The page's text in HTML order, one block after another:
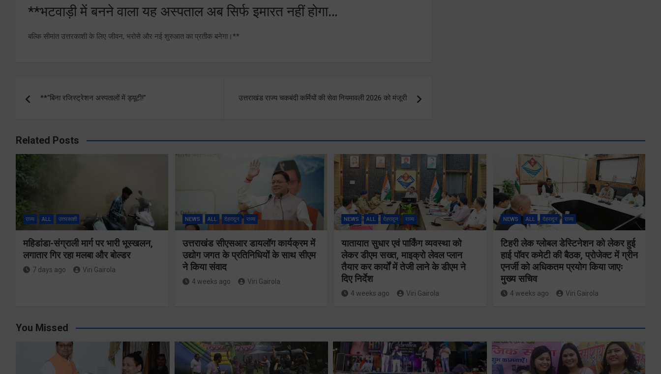
**भटवाड़ी में बनने वाला यह अस्पताल अब सिर्फ इमारत नहीं होगा…
बल्कि सीमांत उत्तरकाशी के लिए जीवन, भरोसे और नई शुरुआत का प्रतीक बनेगा।**
navigation
**“बिना रजिस्ट्रेशन अस्पतालों में ड्यूटी!” उत्तराखंड राज्य चकबंदी कर्मियों की सेवा नियमावली 2026 को मंजूरी
Related Posts
राज्य ALL उत्तरकाशी
महिडांडा-संग्राली मार्ग पर भारी भूस्खलन,
लगातार गिर रहा मलबा और बोल्डर
7 days ago Viri Gairola
NEWS ALL देहरादून राज्य
उत्तराखंड सीएसआर डायलॉग कार्यक्रम में
उद्योग जगत के प्रतिनिधियों के साथ सीएम
ने किया संवाद
4 weeks ago Viri Gairola
NEWS ALL देहरादून राज्य
यातायात सुधार एवं पार्किंग व्यवस्था को
लेकर डीएम सख्त, माइक्रो लेवल प्लान
तैयार कर कार्यों में तेजी लाने के डीएम ने
दिए निर्देश
4 weeks ago Viri Gairola
NEWS ALL देहरादून राज्य
टिहरी लेक ग्लोबल डेस्टिनेशन को लेकर हुई
हाई पॉवर कमेटी की बैठक, प्रोजेक्ट में ग्रीन
एनर्जी को अधिकतम प्रयोग किया जाएः
मुख्य सचिव
4 weeks ago Viri Gairola
You Missed